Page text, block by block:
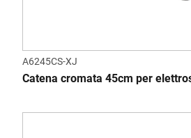
A6245CS-XJ
Catena cromata 45cm per